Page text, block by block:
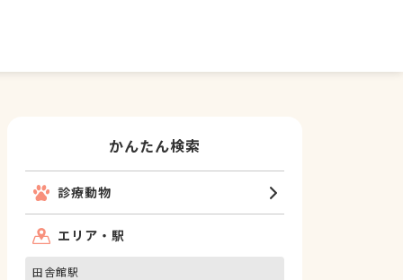
かんたん検索
診療動物
エリア・駅
田舎館駅